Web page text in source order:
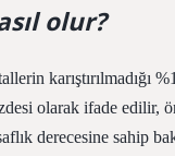
olur?
karıştırılmadığı
olarak ifade edilir,
derecesine sahip